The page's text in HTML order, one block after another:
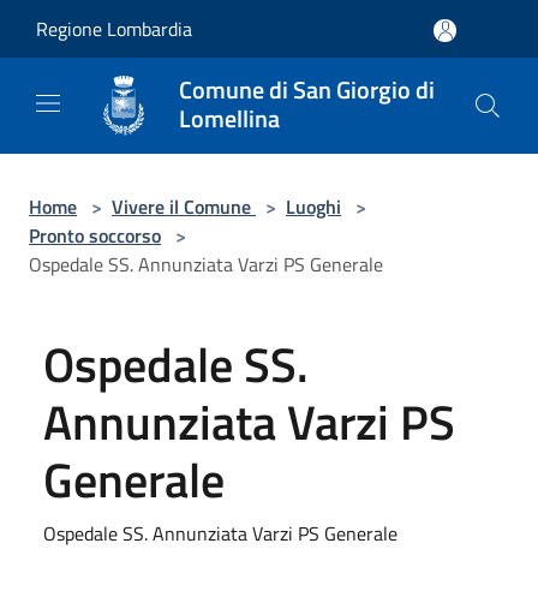
Regione Lombardia
Comune di San Giorgio di
Lomellina
Home > Vivere il Comune > Luoghi >
Pronto soccorso >
Ospedale SS. Annunziata Varzi PS Generale
Ospedale SS.
Annunziata Varzi PS
Generale
Ospedale SS. Annunziata Varzi PS Generale